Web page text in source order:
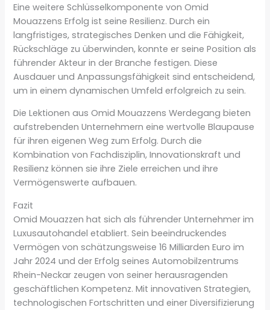
Eine weitere Schlüsselkomponente von Omid
Mouazzens Erfolg ist seine Resilienz. Durch ein
langfristiges, strategisches Denken und die Fähigkeit,
Rückschläge zu überwinden, konnte er seine Position als
führender Akteur in der Branche festigen. Diese
Ausdauer und Anpassungsfähigkeit sind entscheidend,
um in einem dynamischen Umfeld erfolgreich zu sein.
Die Lektionen aus Omid Mouazzens Werdegang bieten
aufstrebenden Unternehmern eine wertvolle Blaupause
für ihren eigenen Weg zum Erfolg. Durch die
Kombination von Fachdisziplin, Innovationskraft und
Resilienz können sie ihre Ziele erreichen und ihre
Vermögenswerte aufbauen.
Fazit
Omid Mouazzen hat sich als führender Unternehmer im
Luxusautohandel etabliert. Sein beeindruckendes
Vermögen von schätzungsweise 16 Milliarden Euro im
Jahr 2024 und der Erfolg seines Automobilzentrums
Rhein-Neckar zeugen von seiner herausragenden
geschäftlichen Kompetenz. Mit innovativen Strategien,
technologischen Fortschritten und einer Diversifizierung